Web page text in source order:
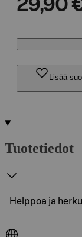
29,90
Lisää
Tuotetiedot
Helppoa ja